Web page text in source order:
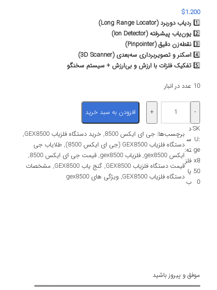
$1.200
1️⃣ردیاب دوربرد (Long Range Locator)
2️⃣یون‌یاب پیشرفته (Ion Detector)
3️⃣نقطه‌زن دقیق (Pinpointer)
4️⃣اسکنر و تصویربرداری سه‌بعدی (3D Scanner)
5️⃣تفکیک فلزات با ارزش و بی‌ارزش + سیستم سخنگو
10 عدد در انبار
افزودن به سبد خرید
SK
U:
ge
x8
50
0
د
س
ته:
فلز
یا
ب
برچسب‌ها:جی ای ایکس 8500 , خرید دستگاه فلزیاب GEX8500
,
دستگاه فلزیاب GEX8500 (جی ای ایکس 8500)
, طلایاب جی
ایکس gex8500
, فلزیاب gex8500 , قیمت جی ای ایکس 8500
,
قیمت دستگاه فلزیاب GEX8500
, گنج یاب GEX8500 , مشخصات
دستگاه فلزیاب GEX8500
, ویژگی های gex8500
فروش برترین سیستم های .گنجیاب/طلایاب/فلزیاب/معدن یاب/زمین
شناسی/بازرسی /و ….